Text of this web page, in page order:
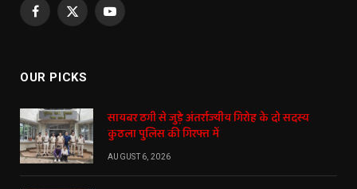
Facebook
X
YouTube
OUR PICKS
सायबर ठगी से जुड़े अंतर्राज्यीय गिरोह के दो सदस्य
कुठला पुलिस की गिरफ्त में
AUGUST 6, 2026